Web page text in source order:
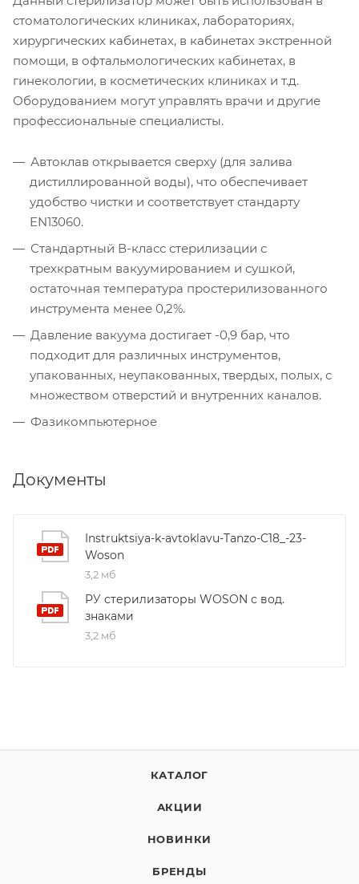
стоматологических клиниках, лабораториях,
хирургических кабинетах, в кабинетах экстренной
помощи, в офтальмологических кабинетах, в
гинекологии, в косметических клиниках и т.д.
Оборудованием могут управлять врачи и другие
профессиональные специалисты.
Автоклав открывается сверху (для залива
дистиллированной воды), что обеспечивает
удобство чистки и соответствует стандарту
EN13060.
Стандартный В-класс стерилизации с
трехкратным вакуумированием и сушкой,
остаточная температура простерилизованного
инструмента менее 0,2%.
Давление вакуума достигает -0,9 бар, что
подходит для различных инструментов,
упакованных, неупакованных, твердых, полых, с
множеством отверстий и внутренних каналов.
Фазикомпьютерное
Документы
Instruktsiya-k-avtoklavu-Tanzo-C18_-23-
Woson
3,2 мб
РУ стерилизаторы WOSON с вод.
знаками
3,2 мб
КАТАЛОГ
АКЦИИ
НОВИНКИ
БРЕНДЫ